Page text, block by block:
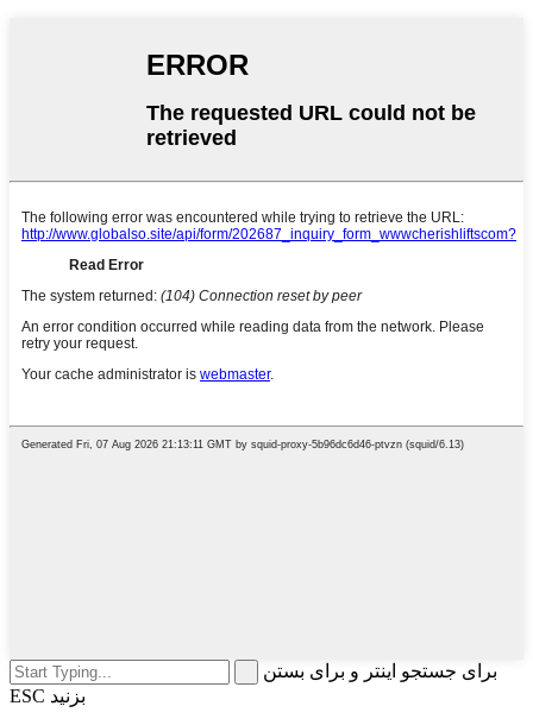
برای جستجو اینتر و برای بستن
ESC بزنید